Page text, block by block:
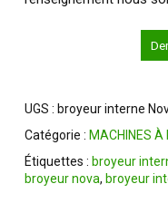
UGS : broyeur interne
Catégorie : MACHINES À
Étiquettes : broyeur
broyeur nova, broyeur